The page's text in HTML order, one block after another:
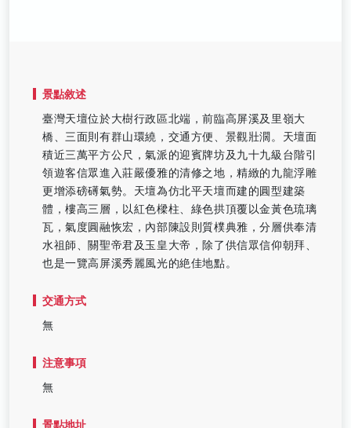
景點敘述
臺灣天壇位於大樹行政區北端，前臨高屏溪及里嶺大
橋、三面則有群山環繞，交通方便、景觀壯濶。天壇面
積近三萬平方公尺，氣派的迎賓牌坊及九十九級台階引
領遊客信眾進入莊嚴優雅的清修之地，精緻的九龍浮雕
更增添磅礡氣勢。天壇為仿北平天壇而建的圓型建築
體，樓高三層，以紅色樑柱、綠色拱頂覆以金黃色琉璃
瓦，氣度圓融恢宏，內部陳設則質樸典雅，分層供奉清
水祖師、關聖帝君及玉皇大帝，除了供信眾信仰朝拜、
也是一覽高屏溪秀麗風光的絶佳地點。
交通方式
無
注意事項
無
景點地址